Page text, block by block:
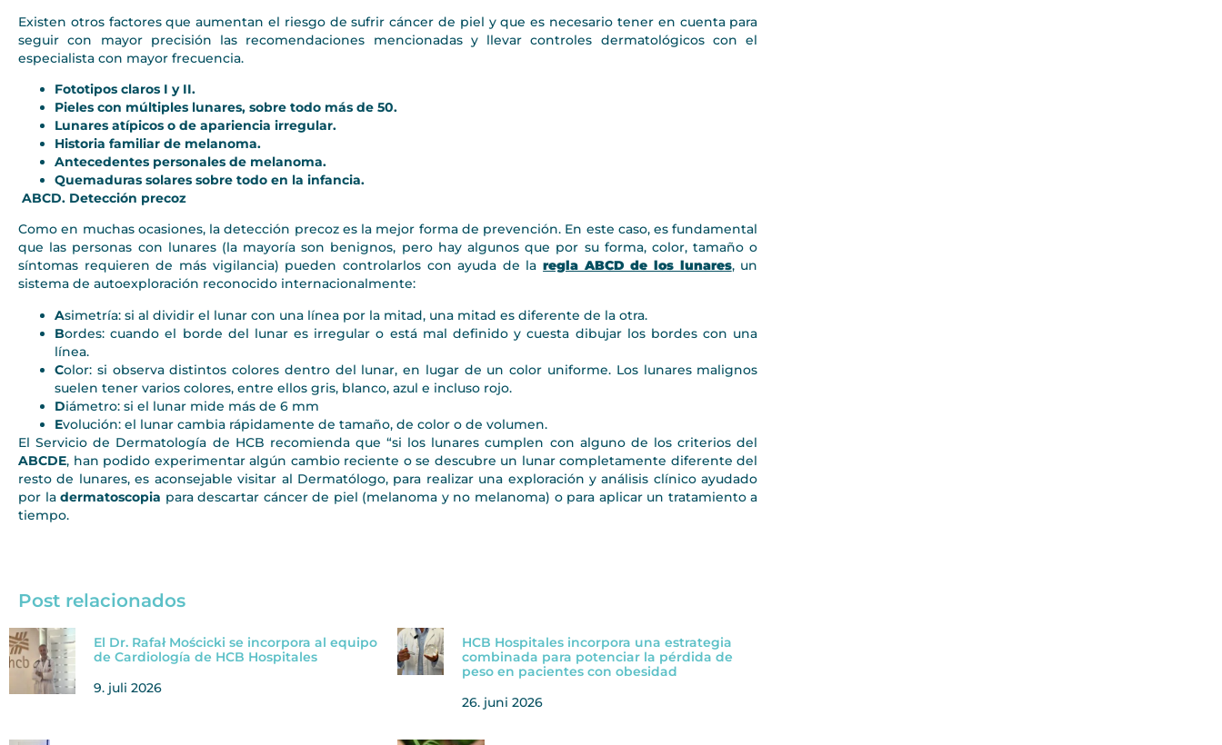
Existen otros factores que aumentan el riesgo de sufrir cáncer de piel y que es necesario tener en cuenta para
seguir con mayor precisión las recomendaciones mencionadas y llevar controles dermatológicos con el
especialista con mayor frecuencia.
Fototipos claros I y II.
Pieles con múltiples lunares, sobre todo más de 50.
Lunares atípicos o de apariencia irregular.
Historia familiar de melanoma.
Antecedentes personales de melanoma.
Quemaduras solares sobre todo en la infancia.
ABCD. Detección precoz
Como en muchas ocasiones, la detección precoz es la mejor forma de prevención. En este caso, es fundamental
que las personas con lunares (la mayoría son benignos, pero hay algunos que por su forma, color, tamaño o
síntomas requieren de más vigilancia) pueden controlarlos con ayuda de laregla ABCD de los lunares, un
sistema de autoexploración reconocido internacionalmente:
Asimetría: si al dividir el lunar con una línea por la mitad, una mitad es diferente de la otra.
Bordes: cuando el borde del lunar es irregular o está mal definido y cuesta dibujar los bordes con una
línea.
Color: si observa distintos colores dentro del lunar, en lugar de un color uniforme. Los lunares malignos
suelen tener varios colores, entre ellos gris, blanco, azul e incluso rojo.
Diámetro: si el lunar mide más de 6 mm
Evolución: el lunar cambia rápidamente de tamaño, de color o de volumen.
El Servicio de Dermatología de HCB recomienda que “si los lunares cumplen con alguno de los criterios del
ABCDE, han podido experimentar algún cambio reciente o se descubre un lunar completamente diferente del
resto de lunares, es aconsejable visitar al Dermatólogo, para realizar una exploración y análisis clínico ayudado
por ladermatoscopia para descartar cáncer de piel (melanoma y no melanoma) o para aplicar un tratamiento a
tiempo.
Post relacionados
El Dr. Rafał Mościcki se incorpora al equipo
de Cardiología de HCB Hospitales
9. juli 2026
HCB Hospitales incorpora una estrategia
combinada para potenciar la pérdida de
peso en pacientes con obesidad
26. juni 2026